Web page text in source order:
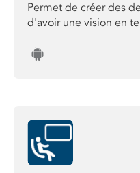
Permet de créer des
d'avoir une vision en